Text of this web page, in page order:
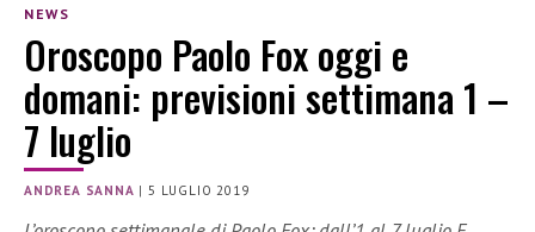
NEWS
Oroscopo Paolo Fox oggi e
domani: previsioni settimana 1 –
7 luglio
ANDREA SANNA |5 LUGLIO 2019